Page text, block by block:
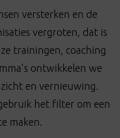
o
versterken en de
vergroten, dat is
trainingen, coaching
ontwikkelen we
en vernieuwing.
het filter om een
maken.